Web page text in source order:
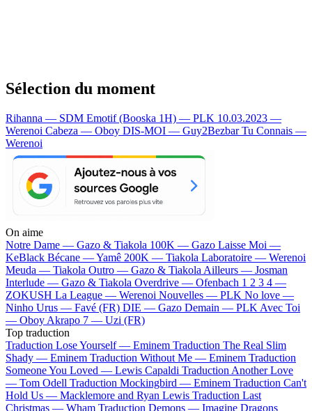
Sélection du moment
Rihanna — SDM Emotif (Booska 1H) — PLK 10.03.2023 —
Werenoi Cabeza — Oboy DIS-MOI — Guy2BezbarTu Connais —
Werenoi
On aime
Notre Dame — Gazo & Tiakola 100K — Gazo Laisse Moi —
KeBlack Bécane —Yamê 200K — Tiakola Laboratoire — Werenoi
Meuda — Tiakola Outro — Gazo & Tiakola Ailleurs — Josman
Interlude — Gazo & Tiakola Overdrive — Ofenbach 1 2 3 4 —
ZOKUSH La League — Werenoi Nouvelles — PLK No love —
Ninho Urus — Favé (FR) DIE — Gazo Demain — PLK Avec Toi
— Oboy Akrapo 7 — Uzi (FR)
Top traduction
Traduction Lose Yourself — Eminem Traduction The Real Slim
Shady — Eminem Traduction Without Me — Eminem Traduction
Someone You Loved — Lewis Capaldi Traduction Another Love
— Tom Odell Traduction Mockingbird — Eminem Traduction Can't
Hold Us — Macklemore and Ryan Lewis Traduction Last
Christmas — Wham Traduction Demons — Imagine Dragons